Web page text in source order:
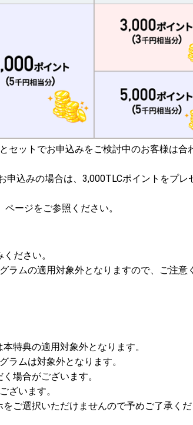
セットでお申込みをご検討中のお客様は合
込みの場合は、3,000TLCポイントをプレ
ージをご参照ください。
ださい。
ラムの適用対象外となりますので、ご注意
特典の適用対象外となります。
ラムは対象外となります。
場合がございます。
ざいます。
ご選択いただけませんので予めご了承くだ